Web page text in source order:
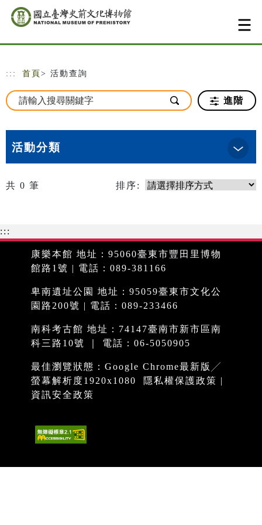
跳到主要內容
網站導覽
::: 首頁 > 活動查詢
進階
活動分類
共 0 筆 排序:
:::
康樂本館 地址：95060臺東市豐田里博物
館路1號 | 電話：089-381166
卑南遺址公園 地址：95059臺東市文化公
園路200號 | 電話：089-233466
南科考古館 地址：74147臺南市新市區南
科三路10號 ｜ 電話：06-5050905
最佳瀏覽狀態：Google Chrome最新版╱
螢幕解析度1920x1080
隱私權保護政策 |
資訊安全政策